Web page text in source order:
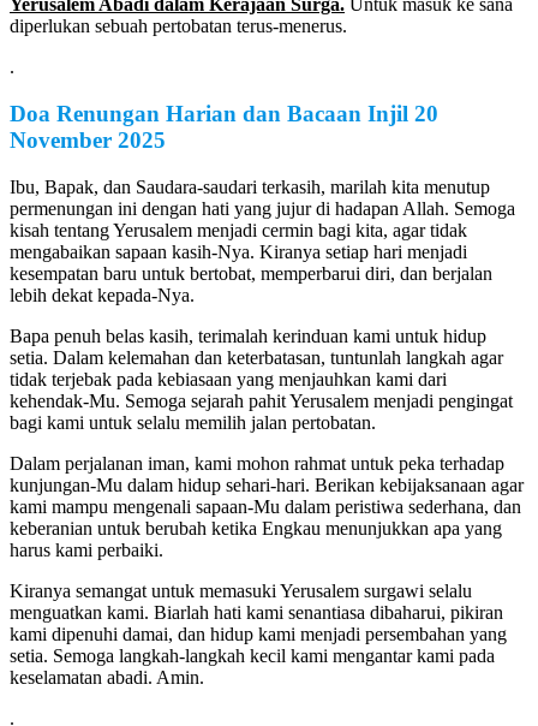
Yerusalem Abadi dalam Kerajaan Surga. Untuk masuk ke sana
diperlukan sebuah pertobatan terus-menerus.
.
Doa Renungan Harian dan Bacaan Injil 20
November 2025
Ibu, Bapak, dan Saudara-saudari terkasih, marilah kita menutup
permenungan ini dengan hati yang jujur di hadapan Allah. Semoga
kisah tentang Yerusalem menjadi cermin bagi kita, agar tidak
mengabaikan sapaan kasih-Nya. Kiranya setiap hari menjadi
kesempatan baru untuk bertobat, memperbarui diri, dan berjalan
lebih dekat kepada-Nya.
Bapa penuh belas kasih, terimalah kerinduan kami untuk hidup
setia. Dalam kelemahan dan keterbatasan, tuntunlah langkah agar
tidak terjebak pada kebiasaan yang menjauhkan kami dari
kehendak-Mu. Semoga sejarah pahit Yerusalem menjadi pengingat
bagi kami untuk selalu memilih jalan pertobatan.
Dalam perjalanan iman, kami mohon rahmat untuk peka terhadap
kunjungan-Mu dalam hidup sehari-hari. Berikan kebijaksanaan agar
kami mampu mengenali sapaan-Mu dalam peristiwa sederhana, dan
keberanian untuk berubah ketika Engkau menunjukkan apa yang
harus kami perbaiki.
Kiranya semangat untuk memasuki Yerusalem surgawi selalu
menguatkan kami. Biarlah hati kami senantiasa dibaharui, pikiran
kami dipenuhi damai, dan hidup kami menjadi persembahan yang
setia. Semoga langkah-langkah kecil kami mengantar kami pada
keselamatan abadi. Amin.
.